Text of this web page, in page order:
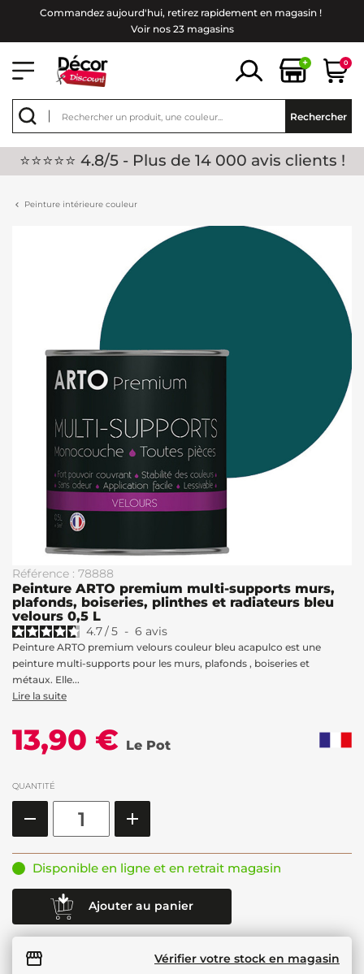
Commandez aujourd'hui, retirez rapidement en magasin !
Voir nos 23 magasins
+ 0
Rechercher
⭐⭐⭐⭐⭐ 4.8/5 - Plus de 14 000 avis clients !
Peinture intérieure couleur
Référence : 78888
Peinture ARTO premium multi-supports murs,
plafonds, boiseries, plinthes et radiateurs bleu
velours 0,5 L
4.7/5 - 6 avis
Peinture ARTO premium velours couleur bleu acapulco est une
peinture multi-supports pour les murs, plafonds , boiseries et
métaux. Elle...
Lire la suite
13,90 € Le Pot
QUANTITÉ
Disponible en ligne et en retrait magasin
Ajouter au panier
Vérifier votre stock en magasin